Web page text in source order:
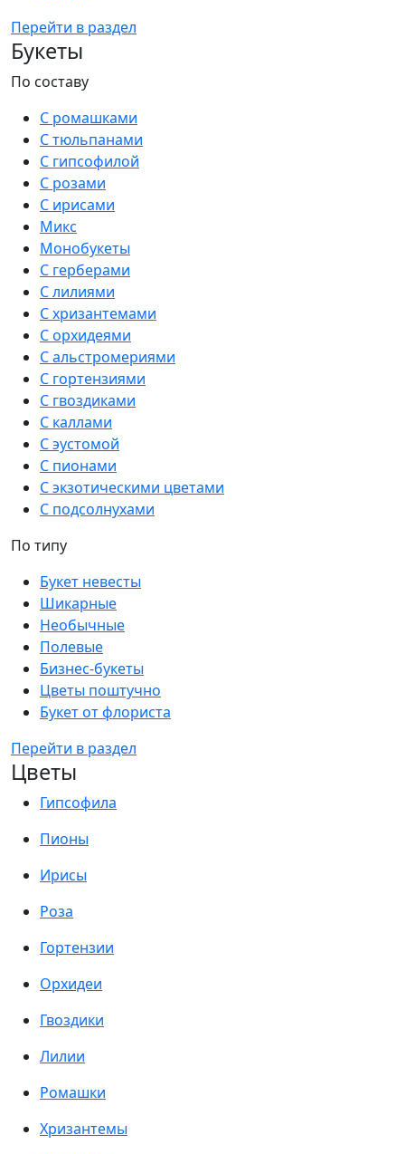
Перейти в раздел
Букеты
По составу
С ромашками
С тюльпанами
С гипсофилой
С розами
С ирисами
Микс
Монобукеты
С герберами
С лилиями
С хризантемами
С орхидеями
С альстромериями
С гортензиями
С гвоздиками
С каллами
С эустомой
С пионами
С экзотическими цветами
С подсолнухами
По типу
Букет невесты
Шикарные
Необычные
Полевые
Бизнес-букеты
Цветы поштучно
Букет от флориста
Перейти в раздел
Цветы
Гипсофила
Пионы
Ирисы
Роза
Гортензии
Орхидеи
Гвоздики
Лилии
Ромашки
Хризантемы